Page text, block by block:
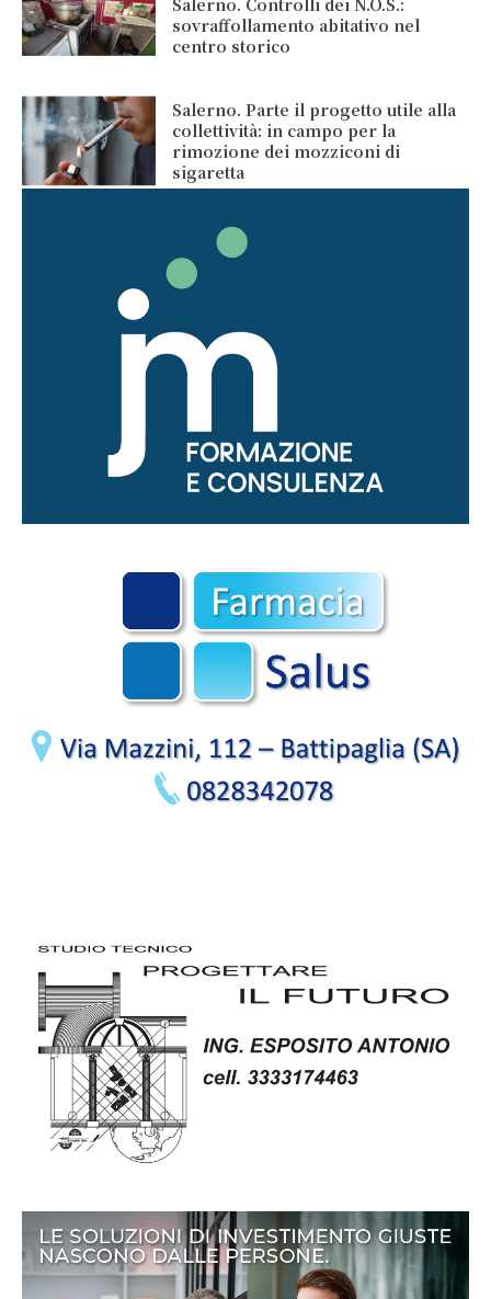
sovraffollamento abitativo nel
centro storico
Salerno. Parte il progetto utile alla
collettività: in campo per la
rimozione dei mozziconi di
sigaretta